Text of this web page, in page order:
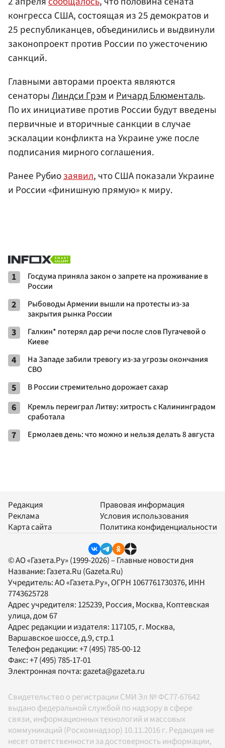
конгресса США, состоящая из 25 демократов и
25 республиканцев, объединились и выдвинули
законопроект против России по ужесточению
санкций.
Главными авторами проекта являются
сенаторыЛиндси ГрэмиРичард Блюменталь.
По их инициативе против России будут введены
первичные и вторичные санкции в случае
эскалации конфликта на Украине уже после
подписания мирного соглашения.
Ранее Рубиозаявил, что США показали Украине
и России «финишную прямую» к миру.
1
Госдума приняла закон о запрете на проживание в
России
2
Рыбоводы Армении вышли на протесты из-за
закрытия рынка России
3
Галкин* потерял дар речи после слов Пугачевой о
Киеве
4
На Западе забили тревогу из-за угрозы окончания
СВО
5 В России стремительно дорожает сахар
6
Кремль переиграл Литву: хитрость с Калининградом
сработала
7 Ермолаев день: что можно и нельзя делать 8 августа
Редакция
Реклама
Карта сайта
Правовая информация
Условия использования
Политика конфиденциальности
© АО «Газета.Ру» (1999-2026) – Главные новости дня
Название: Газета.Ru (Gazeta.Ru)
Учредитель:АО «Газета.Ру», ОГРН 1067761730376, ИНН
7743625728
Адрес учредителя: 125239, Россия, Москва, Коптевская
улица, дом 67
Адрес редакции и издателя: 117105, г. Москва,
Варшавское шоссе, д.9, стр.1
Телефон редакции:+7 (495) 785-00-12
Факс:+7 (495) 785-17-01
Электронная почта: gazeta@gazeta.ru
Свидетельство о регистрации СМИ Эл № ФС77-67642
выдано федеральной службой по надзору в сфере
связи, информационных технологий и массовых
коммуникаций (Роскомнадзор) 10.11.2016 г. Редакция не
несет ответственности за достоверность информации,